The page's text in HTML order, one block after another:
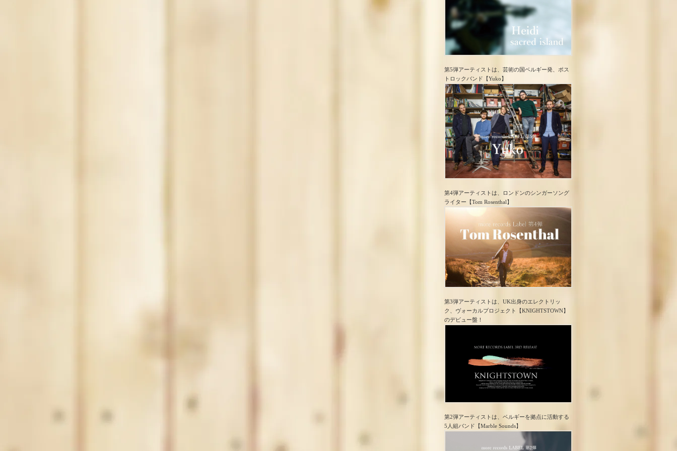
第5弾アーティストは、芸術の国ベルギー発、ポス
トロック​バンド【Yuko】
第4弾アーティストは、ロンドンのシンガーソング
ライター【Tom Rosenthal】
第3弾アーティストは、UK出身のエレクトリッ
ク、ヴォーカルプロジェクト【KNIGHTSTOWN】
のデビュー盤！
第2弾アーティストは、ベルギーを拠点に活動する
5人組バンド【Marble Sounds】